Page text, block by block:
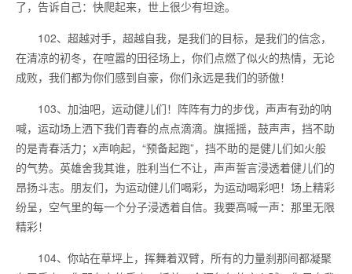
了，告诉自己：快爬起来，世上很少有坦途。
102、超越对手，超越自我，是我们的目标，是我们的信念，
在清凉的初冬，在喧嚣的田径场上，你们点燃了似火的热情，无论
成败，我们都为你们感到自豪，你们永远是我们的骄傲！
103、加油吧，运动健儿们！阵阵有力的步伐，声声有劲的呐
喊，运动场上洒下我们青春的点点滴滴。旗摇摇，鼓声声，挡不助
的是青春活力；x声响起，“预备起跑”，挡不助的是健儿们如火般
的气势。英雄舍我其谁，胜利当仁不让，声声誓言浸透着健儿们的
昂扬斗志。朋友们，为运动健儿们喝彩，为运动喝彩吧！场上精彩
纷呈，空气里的每一个分子浸透着自信。我要高喊一声：那里无限
精彩！
104、你站在草坪上，挥舞着双臂，所有的力量刹那间都凝聚